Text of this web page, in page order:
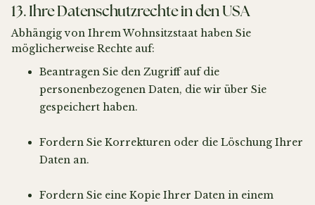
13. Ihre Datenschutzrechte in den USA
Abhängig von Ihrem Wohnsitzstaat haben Sie
möglicherweise Rechte auf:
Beantragen Sie den Zugriff auf die
personenbezogenen Daten, die wir über Sie
gespeichert haben.
Fordern Sie Korrekturen oder die Löschung Ihrer
Daten an.
Fordern Sie eine Kopie Ihrer Daten in einem